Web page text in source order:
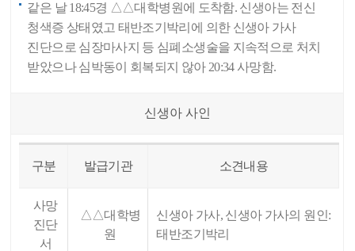
같은 날 18:45경 △△대학병원에 도착함. 신생아는 전신
청색증 상태였고 태반조기박리에 의한 신생아 가사
진단으로 심장마사지 등 심폐소생술을 지속적으로 처치
받았으나 심박동이 회복되지 않아 20:34 사망함.
신생아 사인
구분 발급기관 소견내용
사망
진단
서
△△대학병
원
신생아 가사, 신생아 가사의 원인:
태반조기박리